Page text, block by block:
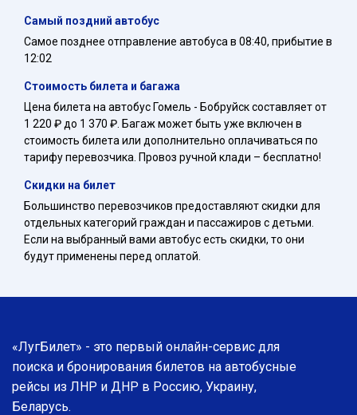
Самый поздний автобус
Самое позднее отправление автобуса в 08:40, прибытие в
12:02
Стоимость билета и багажа
Цена билета на автобус Гомель - Бобруйск составляет от
1 220 ₽ до 1 370 ₽. Багаж может быть уже включен в
стоимость билета или дополнительно оплачиваться по
тарифу перевозчика. Провоз ручной клади – бесплатно!
Скидки на билет
Большинство перевозчиков предоставляют скидки для
отдельных категорий граждан и пассажиров с детьми.
Если на выбранный вами автобус есть скидки, то они
будут применены перед оплатой.
«ЛугБилет» - это первый онлайн-сервис для
поиска и бронирования билетов на автобусные
рейсы из ЛНР и ДНР в Россию, Украину,
Беларусь.